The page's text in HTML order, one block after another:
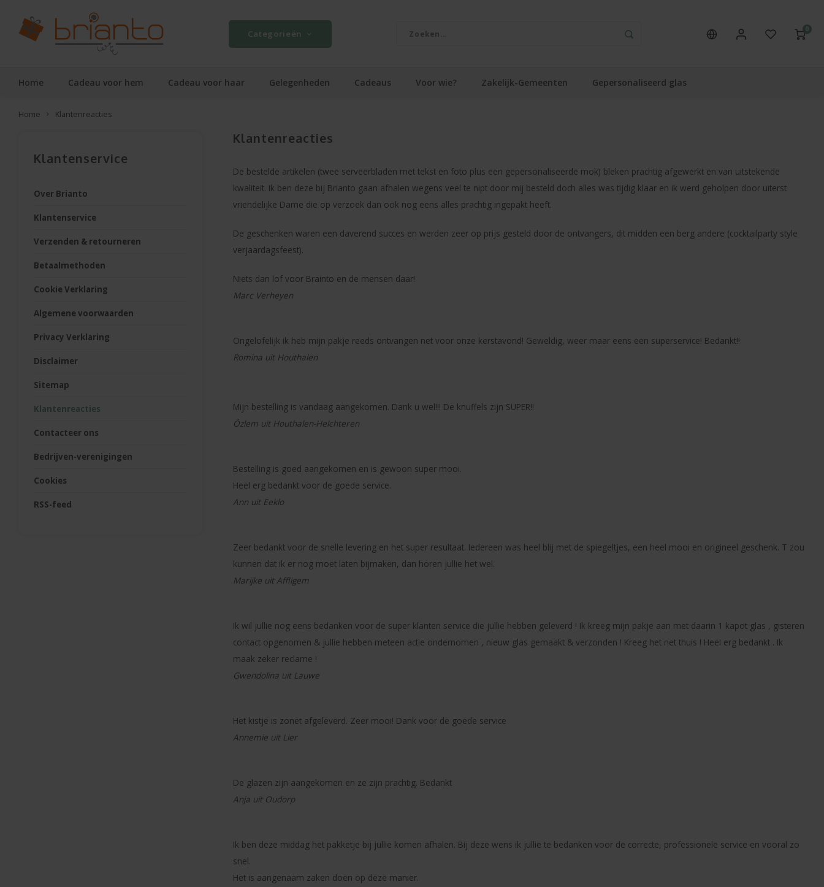
Categorieën 0
Home Cadeau voor hem Cadeau voor haar Gelegenheden Cadeaus Voor wie? Zakelijk-Gemeenten Gepersonaliseerd glas
Home Klantenreacties
Klantenservice
Over Brianto
Klantenservice
Verzenden & retourneren
Betaalmethoden
Cookie Verklaring
Algemene voorwaarden
Privacy Verklaring
Disclaimer
Sitemap
Klantenreacties
Contacteer ons
Bedrijven-verenigingen
Cookies
RSS-feed
Klantenreacties
De bestelde artikelen (twee serveerbladen met tekst en foto plus een gepersonaliseerde mok) bleken prachtig afgewerkt en van uitstekende
kwaliteit. Ik ben deze bij Brianto gaan afhalen wegens veel te nipt door mij besteld doch alles was tijdig klaar en ik werd geholpen door uiterst
vriendelijke Dame die op verzoek dan ook nog eens alles prachtig ingepakt heeft.
De geschenken waren een daverend succes en werden zeer op prijs gesteld door de ontvangers, dit midden een berg andere (cocktailparty style
verjaardagsfeest).
Niets dan lof voor Brainto en de mensen daar!
Marc Verheyen
Ongelofelijk ik heb mijn pakje reeds ontvangen net voor onze kerstavond! Geweldig, weer maar eens een superservice! Bedankt!!
Romina uit Houthalen
Mijn bestelling is vandaag aangekomen. Dank u wel!!! De knuffels zijn SUPER!!
Özlem uit Houthalen-Helchteren
Bestelling is goed aangekomen en is gewoon super mooi.
Heel erg bedankt voor de goede service.
Ann uit Eeklo
Zeer bedankt voor de snelle levering en het super resultaat. Iedereen was heel blij met de spiegeltjes, een heel mooi en origineel geschenk. T zou
kunnen dat ik er nog moet laten bijmaken, dan horen jullie het wel.
Marijke uit Affligem
Ik wil jullie nog eens bedanken voor de super klanten service die jullie hebben geleverd ! Ik kreeg mijn pakje aan met daarin 1 kapot glas , gisteren
contact opgenomen & jullie hebben meteen actie ondernomen , nieuw glas gemaakt & verzonden ! Kreeg het net thuis ! Heel erg bedankt . Ik
maak zeker reclame !
Gwendolina uit Lauwe
Het kistje is zonet afgeleverd. Zeer mooi! Dank voor de goede service
Annemie uit Lier
De glazen zijn aangekomen en ze zijn prachtig. Bedankt
Anja uit Oudorp
Ik ben deze middag het pakketje bij jullie komen afhalen. Bij deze wens ik jullie te bedanken voor de correcte, professionele service en vooral zo
snel.
Het is aangenaam zaken doen op deze manier.